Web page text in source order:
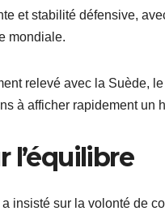
et stabilité défensive,
mondiale.
relevé avec la Suède,
à afficher rapidement un
l’équilibre
insisté sur la volonté de